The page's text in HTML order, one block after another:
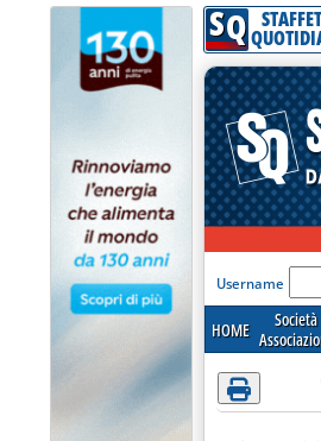
Attenzione! Esegui l'accesso per
SQ
'Modulo
Username
HOME
Società